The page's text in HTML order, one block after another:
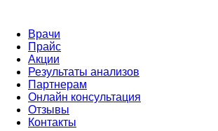
Врачи
Прайс
Акции
Результаты анализов
Партнерам
Онлайн консультация
Отзывы
Контакты